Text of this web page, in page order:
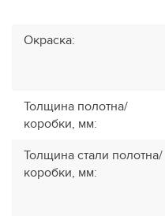
Окраска:
Толщина полотна/
коробки, мм:
Толщина стали полотна/
коробки, мм: